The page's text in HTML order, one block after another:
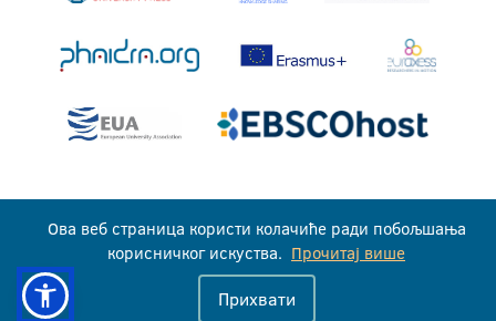
Универзитет у Бањој Луци © 2026
Сва права задржана
Ова веб страница користи колачиће ради побољшања
корисничког искуства. Прочитај више
Прихвати